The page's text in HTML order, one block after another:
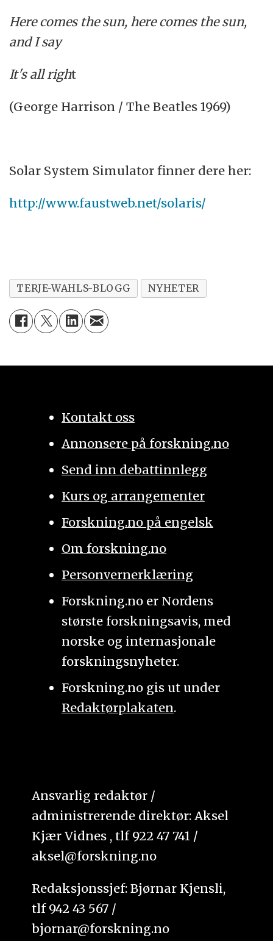
Here comes the sun, here comes the sun,
and I say
It's all right
(George Harrison / The Beatles 1969)
Solar System Simulator finner dere her:
http://www.faustweb.net/solaris/
TERJE-WAHLS-BLOGG NYHETER
Kontakt oss
Annonsere på forskning.no
Send inn debattinnlegg
Kurs og arrangementer
Forskning.no på engelsk
Om forskning.no
Personvernerklæring
Forskning.no er Nordens
største forskningsavis, med
norske og internasjonale
forskningsnyheter.
Forskning.no gis ut under
Redaktørplakaten.
Ansvarlig redaktør /
administrerende direktør: Aksel
Kjær Vidnes , tlf 922 47 741 /
aksel@forskning.no
Redaksjonssjef: Bjørnar Kjensli,
tlf 942 43 567 /
bjornar@forskning.no